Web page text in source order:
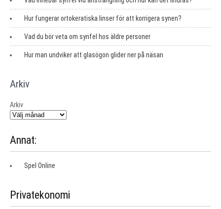
Hur fungerar ortokeratiska linser för att korrigera synen?
Vad du bör veta om synfel hos äldre personer
Hur man undviker att glasögon glider ner på näsan
Arkiv
Arkiv
Annat:
Spel Online
Privatekonomi